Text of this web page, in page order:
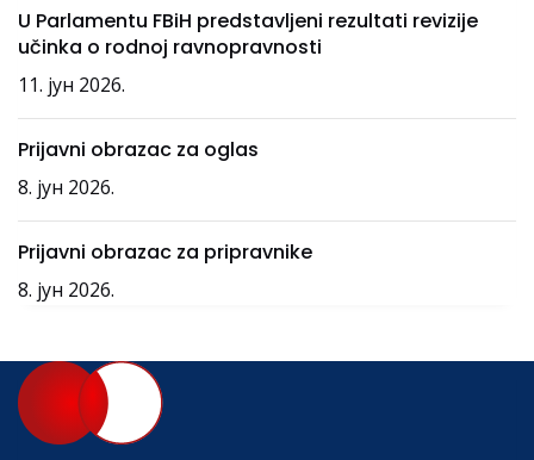
U Parlamentu FBiH predstavljeni rezultati revizije
učinka o rodnoj ravnopravnosti
11. јун 2026.
Prijavni obrazac za oglas
8. јун 2026.
Prijavni obrazac za pripravnike
8. јун 2026.